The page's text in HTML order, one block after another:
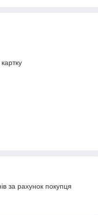
за рахунок покупця